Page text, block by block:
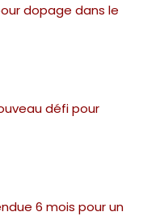
dopage dans le
défi pour
6 mois pour un